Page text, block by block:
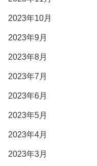
2023年10月
2023年9月
2023年8月
2023年7月
2023年6月
2023年5月
2023年4月
2023年3月